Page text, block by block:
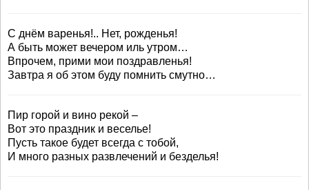
С днём варенья!.. Нет, рожденья!
А быть может вечером иль утром…
Впрочем, прими мои поздравленья!
Завтра я об этом буду помнить смутно…
Пир горой и вино рекой –
Вот это праздник и веселье!
Пусть такое будет всегда с тобой,
И много разных развлечений и безделья!